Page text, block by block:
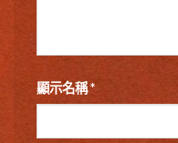
顯示名稱*